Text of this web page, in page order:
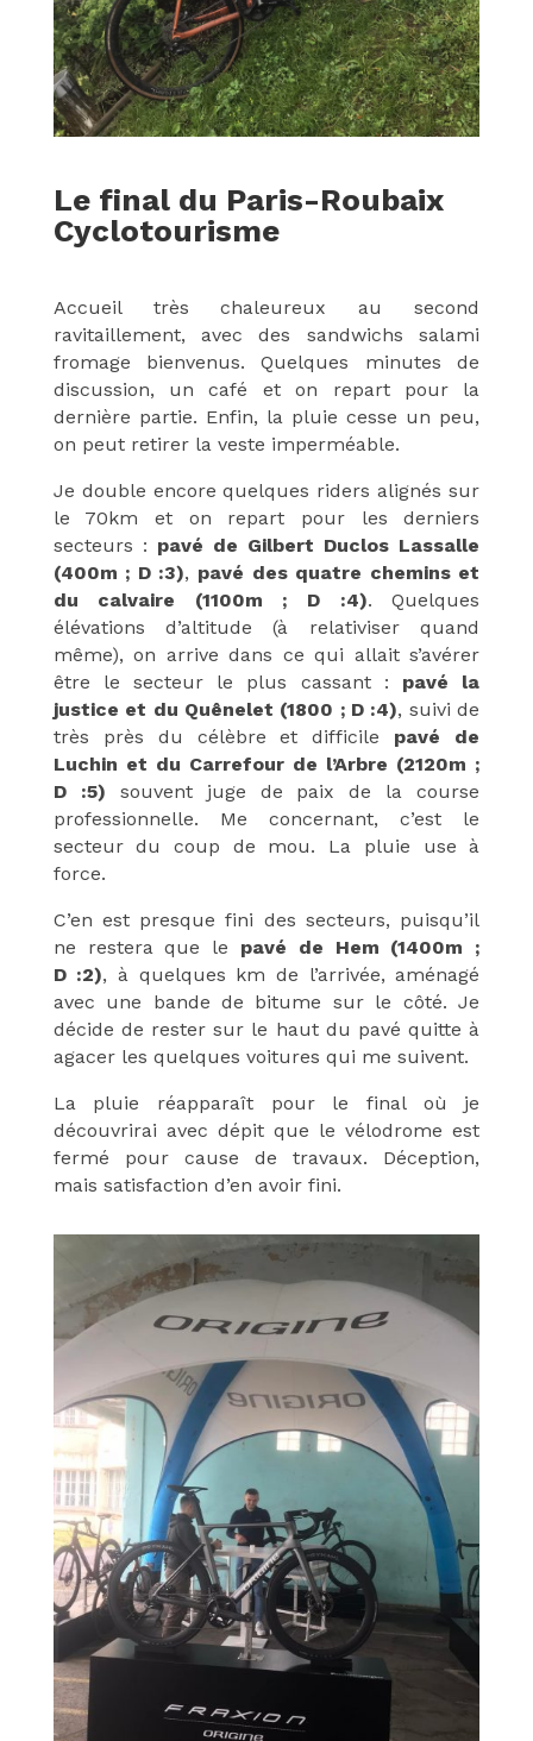
Le final du Paris-Roubaix
Cyclotourisme
Accueil très chaleureux au second
ravitaillement, avec des sandwichs salami
fromage bienvenus. Quelques minutes de
discussion, un café et on repart pour la
dernière partie. Enfin, la pluie cesse un peu,
on peut retirer la veste imperméable.
Je double encore quelques riders alignés sur
le 70km et on repart pour les derniers
secteurs : pavé de Gilbert Duclos Lassalle
(400m ; D :3), pavé des quatre chemins et
du calvaire (1100m ; D :4). Quelques
élévations d’altitude (à relativiser quand
même), on arrive dans ce qui allait s’avérer
être le secteur le plus cassant : pavé la
justice et du Quênelet (1800 ; D :4), suivi de
très près du célèbre et difficile pavé de
Luchin et du Carrefour de l’Arbre (2120m ;
D :5) souvent juge de paix de la course
professionnelle. Me concernant, c’est le
secteur du coup de mou. La pluie use à
force.
C’en est presque fini des secteurs, puisqu’il
ne restera que le pavé de Hem (1400m ;
D :2), à quelques km de l’arrivée, aménagé
avec une bande de bitume sur le côté. Je
décide de rester sur le haut du pavé quitte à
agacer les quelques voitures qui me suivent.
La pluie réapparaît pour le final où je
découvrirai avec dépit que le vélodrome est
fermé pour cause de travaux. Déception,
mais satisfaction d’en avoir fini.